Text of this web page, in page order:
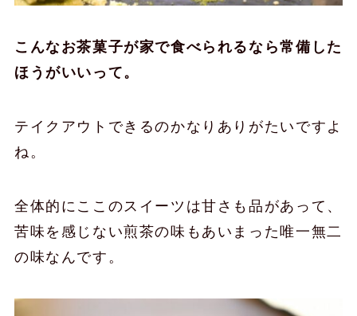
こんなお茶菓子が家で食べられるなら常備した
ほうがいいって。
テイクアウトできるのかなりありがたいですよ
ね。
全体的にここのスイーツは甘さも品があって、
苦味を感じない煎茶の味もあいまった唯一無二
の味なんです。